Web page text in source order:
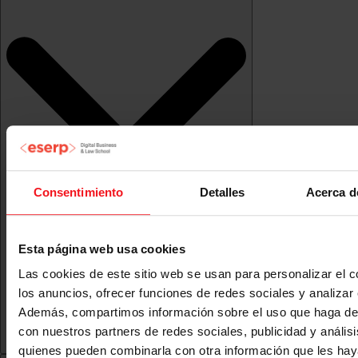
Consentimiento Detalles Acerca
Esta página web usa cookies
Las cookies de este sitio web se usan para personalizar el
los anuncios, ofrecer funciones de redes sociales y analizar
Además, compartimos información sobre el uso que haga
con nuestros partners de redes sociales, publicidad y
quienes pueden combinarla con otra información que les